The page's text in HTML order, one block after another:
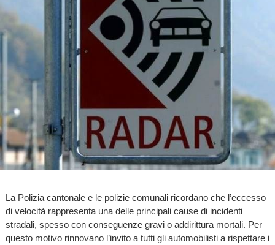
La Polizia cantonale e le polizie comunali ricordano che l’eccesso
di velocità rappresenta una delle principali cause di incidenti
stradali, spesso con conseguenze gravi o addirittura mortali. Per
questo motivo rinnovano l’invito a tutti gli automobilisti a rispettare i